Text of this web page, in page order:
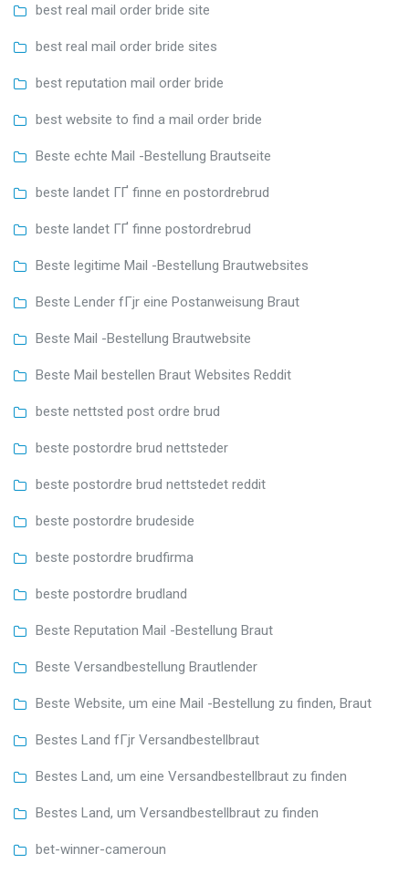
best real mail order bride site
best real mail order bride sites
best reputation mail order bride
best website to find a mail order bride
Beste echte Mail -Bestellung Brautseite
beste landet ГҐ finne en postordrebrud
beste landet ГҐ finne postordrebrud
Beste legitime Mail -Bestellung Brautwebsites
Beste Lender fГјr eine Postanweisung Braut
Beste Mail -Bestellung Brautwebsite
Beste Mail bestellen Braut Websites Reddit
beste nettsted post ordre brud
beste postordre brud nettsteder
beste postordre brud nettstedet reddit
beste postordre brudeside
beste postordre brudfirma
beste postordre brudland
Beste Reputation Mail -Bestellung Braut
Beste Versandbestellung Brautlender
Beste Website, um eine Mail -Bestellung zu finden, Braut
Bestes Land fГјr Versandbestellbraut
Bestes Land, um eine Versandbestellbraut zu finden
Bestes Land, um Versandbestellbraut zu finden
bet-winner-cameroun